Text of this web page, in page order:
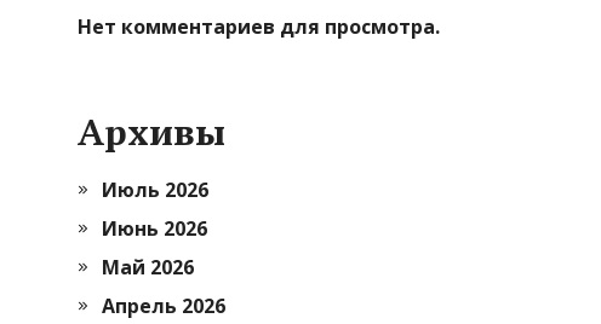
Нет комментариев для просмотра.
Архивы
Июль 2026
Июнь 2026
Май 2026
Апрель 2026